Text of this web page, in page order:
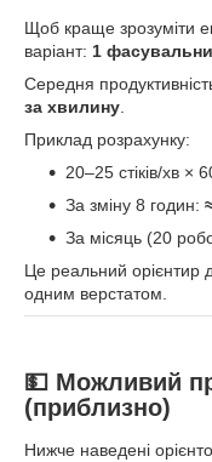
Щоб краще зрозуміти
варіант: 1
Середня
за хвилину
Приклад розрахунку:
20–25 стіків/хв ×
За зміну 8 годин:
За місяць (20
Це реальний орієнтир
одним верстатом.
💵 Можливий
(приблизно)
Нижче наведені